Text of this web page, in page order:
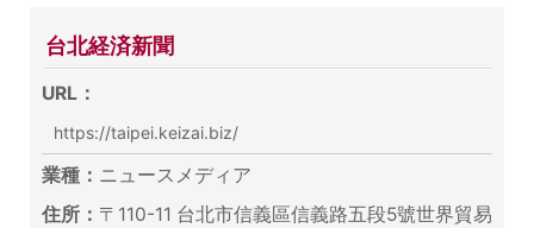
台北経済新聞
URL：
https://taipei.keizai.biz/
業種： ニュースメディア
住所： 〒110-11 台北市信義區信義路五段5號世界貿易